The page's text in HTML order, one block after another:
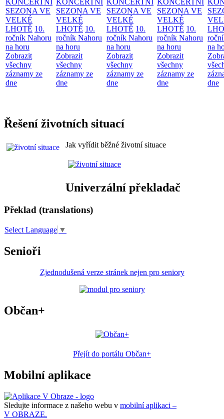
SEZONA VE
VELKÉ
LHOTĚ 10.
ročník Nahoru
na horu
Zobrazit
všechny
záznamy ze
dne
SEZONA VE
VELKÉ
LHOTĚ 10.
ročník Nahoru
na horu
Zobrazit
všechny
záznamy ze
dne
SEZONA VE
VELKÉ
LHOTĚ 10.
ročník Nahoru
na horu
Zobrazit
všechny
záznamy ze
dne
SEZONA VE
VELKÉ
LHOTĚ 10.
ročník Nahoru
na horu
Zobrazit
všechny
záznamy ze
dne
na
dne
Řešení životních situací
Jak vyřídit běžné životní situace
Univerzální překladač
Překlad (translations)
Select Language ▼
Senioři
Zjednodušená verze stránek nejen pro seniory
Občan+
Přejít do portálu Občan+
Mobilní aplikace
Sledujte informace z našeho webu v mobilní aplikaci –
V OBRAZE.